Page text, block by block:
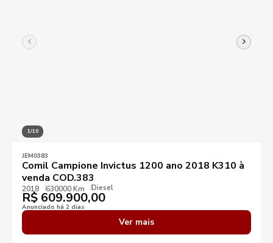
1/10
JEM0383
Comil Campione Invictus 1200 ano 2018 K310 à
venda COD.383
2018 630000 Km Diesel
R$ 609.900,00
Anunciado há 2 dias
Ver mais